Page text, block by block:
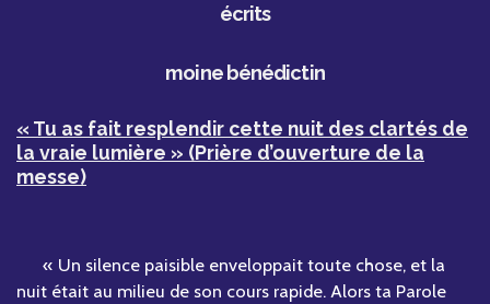
écrits
moine bénédictin
« Tu as fait resplendir cette nuit des clartés de
la vraie lumière » (Prière d’ouverture de la
messe)
« Un silence paisible enveloppait toute chose, et la
nuit était au milieu de son cours rapide. Alors ta Parole